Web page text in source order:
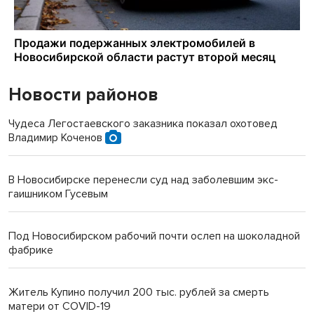
Новости районов
Чудеса Легостаевского заказника показал охотовед
Владимир Коченов
В Новосибирске перенесли суд над заболевшим экс-
гаишником Гусевым
Под Новосибирском рабочий почти ослеп на шоколадной
фабрике
Житель Купино получил 200 тыс. рублей за смерть
матери от COVID-19